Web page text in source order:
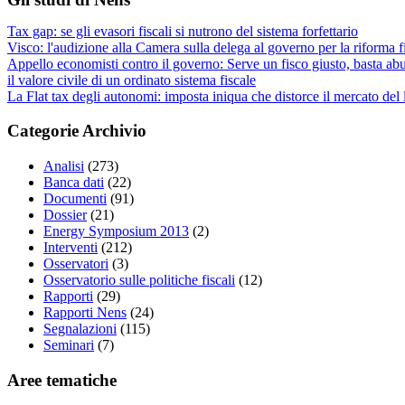
Tax gap: se gli evasori fiscali si nutrono del sistema forfettario
Visco: l'audizione alla Camera sulla delega al governo per la riforma
Appello economisti contro il governo: Serve un fisco giusto, basta
il valore civile di un ordinato sistema fiscale
La Flat tax degli autonomi: imposta iniqua che distorce il mercato del
Categorie Archivio
Analisi (273)
Banca dati (22)
Documenti (91)
Dossier (21)
Energy Symposium 2013 (2)
Interventi (212)
Osservatori (3)
Osservatorio sulle politiche fiscali (12)
Rapporti (29)
Rapporti Nens (24)
Segnalazioni (115)
Seminari (7)
Aree tematiche